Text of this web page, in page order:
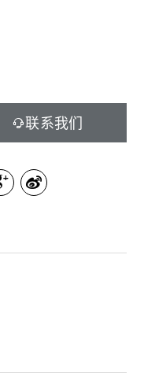
联系我们